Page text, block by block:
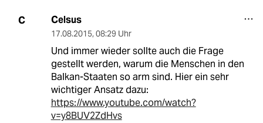
C Celsus
17.08.2015, 08:29 Uhr
Und immer wieder sollte auch die Frage
gestellt werden, warum die Menschen in den
Balkan-Staaten so arm sind. Hier ein sehr
wichtiger Ansatz dazu:
https://www.youtube.com/watch?
v=y8BUV2ZdHvs